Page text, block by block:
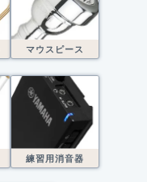
マウスピース
練習用消音器